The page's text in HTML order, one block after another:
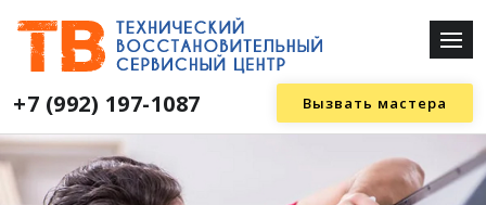
+7 (992) 197-1087 Вызвать мастера